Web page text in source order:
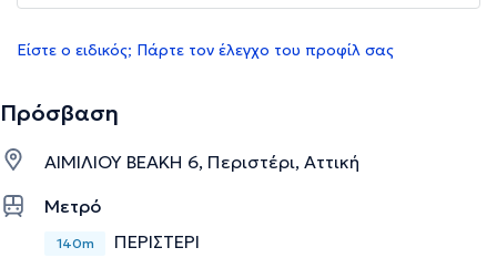
Είστε ο ειδικός; Πάρτε τον έλεγχο του προφίλ σας
Πρόσβαση
ΑΙΜΙΛΙΟΥ ΒΕΑΚΗ 6, Περιστέρι, Αττική
Μετρό
140m ΠΕΡΙΣΤΕΡΙ